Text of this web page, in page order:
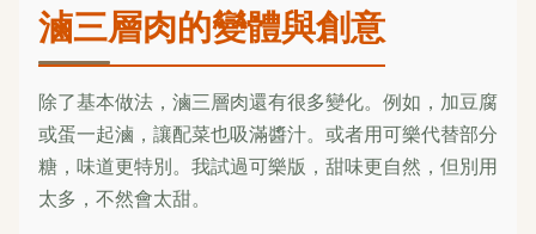
滷三層肉的變體與創意
除了基本做法，滷三層肉還有很多變化。例如，加豆腐
或蛋一起滷，讓配菜也吸滿醬汁。或者用可樂代替部分
糖，味道更特別。我試過可樂版，甜味更自然，但別用
太多，不然會太甜。